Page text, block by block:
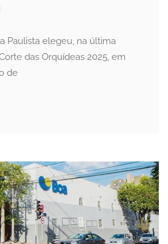
Paulista elegeu, na última
das Orquídeas 2025, em
de